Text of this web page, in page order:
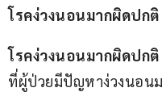
โรคง่วงนอนมากผิดปกติ
โรคง่วงนอนมากผิดปกติ
ที่ผู้ป่วยมีปัญหาง่วงนอน